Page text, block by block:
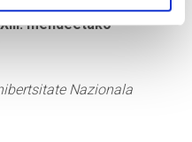
mendeetako
Nazionala